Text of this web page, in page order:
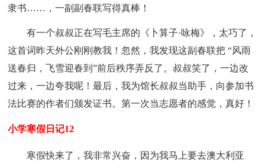
隶书……，一副副春联写得真棒！
有一个叔叔正在写毛主席的《卜算子·咏梅》，太巧了，
这首词昨天外公刚刚教我！忽然，我发现这副春联把 “风雨
送春归，飞雪迎春到”前后秩序弄反了。叔叔笑了，一边改
过来，一边夸我呢！最后，我为馆长叔叔当助手，向参加书
法比赛的作者们颁发证书。第一次当志愿者的感觉，真好！
小学寒假日记12
寒假快来了，我非常兴奋，因为我马上要去澳大利亚